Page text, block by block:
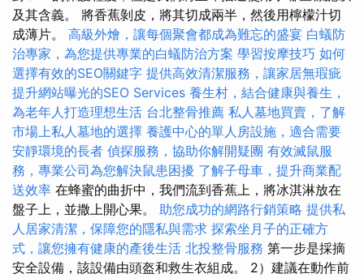
及其含義。 將香蕉剝皮，將其切成兩半，然後用檸檬汁切
成薄片。 高級外燴，讓每個聚會都成為難忘的盛宴 白蟻防
治專家，為您提供專業的白蟻防治方案 學習按摩技巧 如何
選擇有效的SEO關鍵字 提供高效清潔服務，讓家居無瑕疵
提升網站曝光的SEO Services 養生村，結合健康與養生，
為老年人打造理想生活 台北整骨推薦 私人墓地買賣，了解
市場上私人墓地的選擇 養護中心的單人房設施，適合需要
安靜環境的長者 偵探服務，協助你解開疑團 有效滅鼠服
務，專業公司為您解決鼠患困擾 了解子母車，提升商業配
送效率 在蜂蜜的曲折中，我們流到香蕉上，將冰淇淋放在
盤子上，並撒上開心果。 助您成功的網路行銷策略 提供私
人居家清潔，保障您的隱私與需求 探索坐月子的正確方
式，讓您擁有健康的產後生活 北投整骨服務 第一步是採摘
安全設備，該設備由頭盔和救生衣組成。 2）建議在動作前